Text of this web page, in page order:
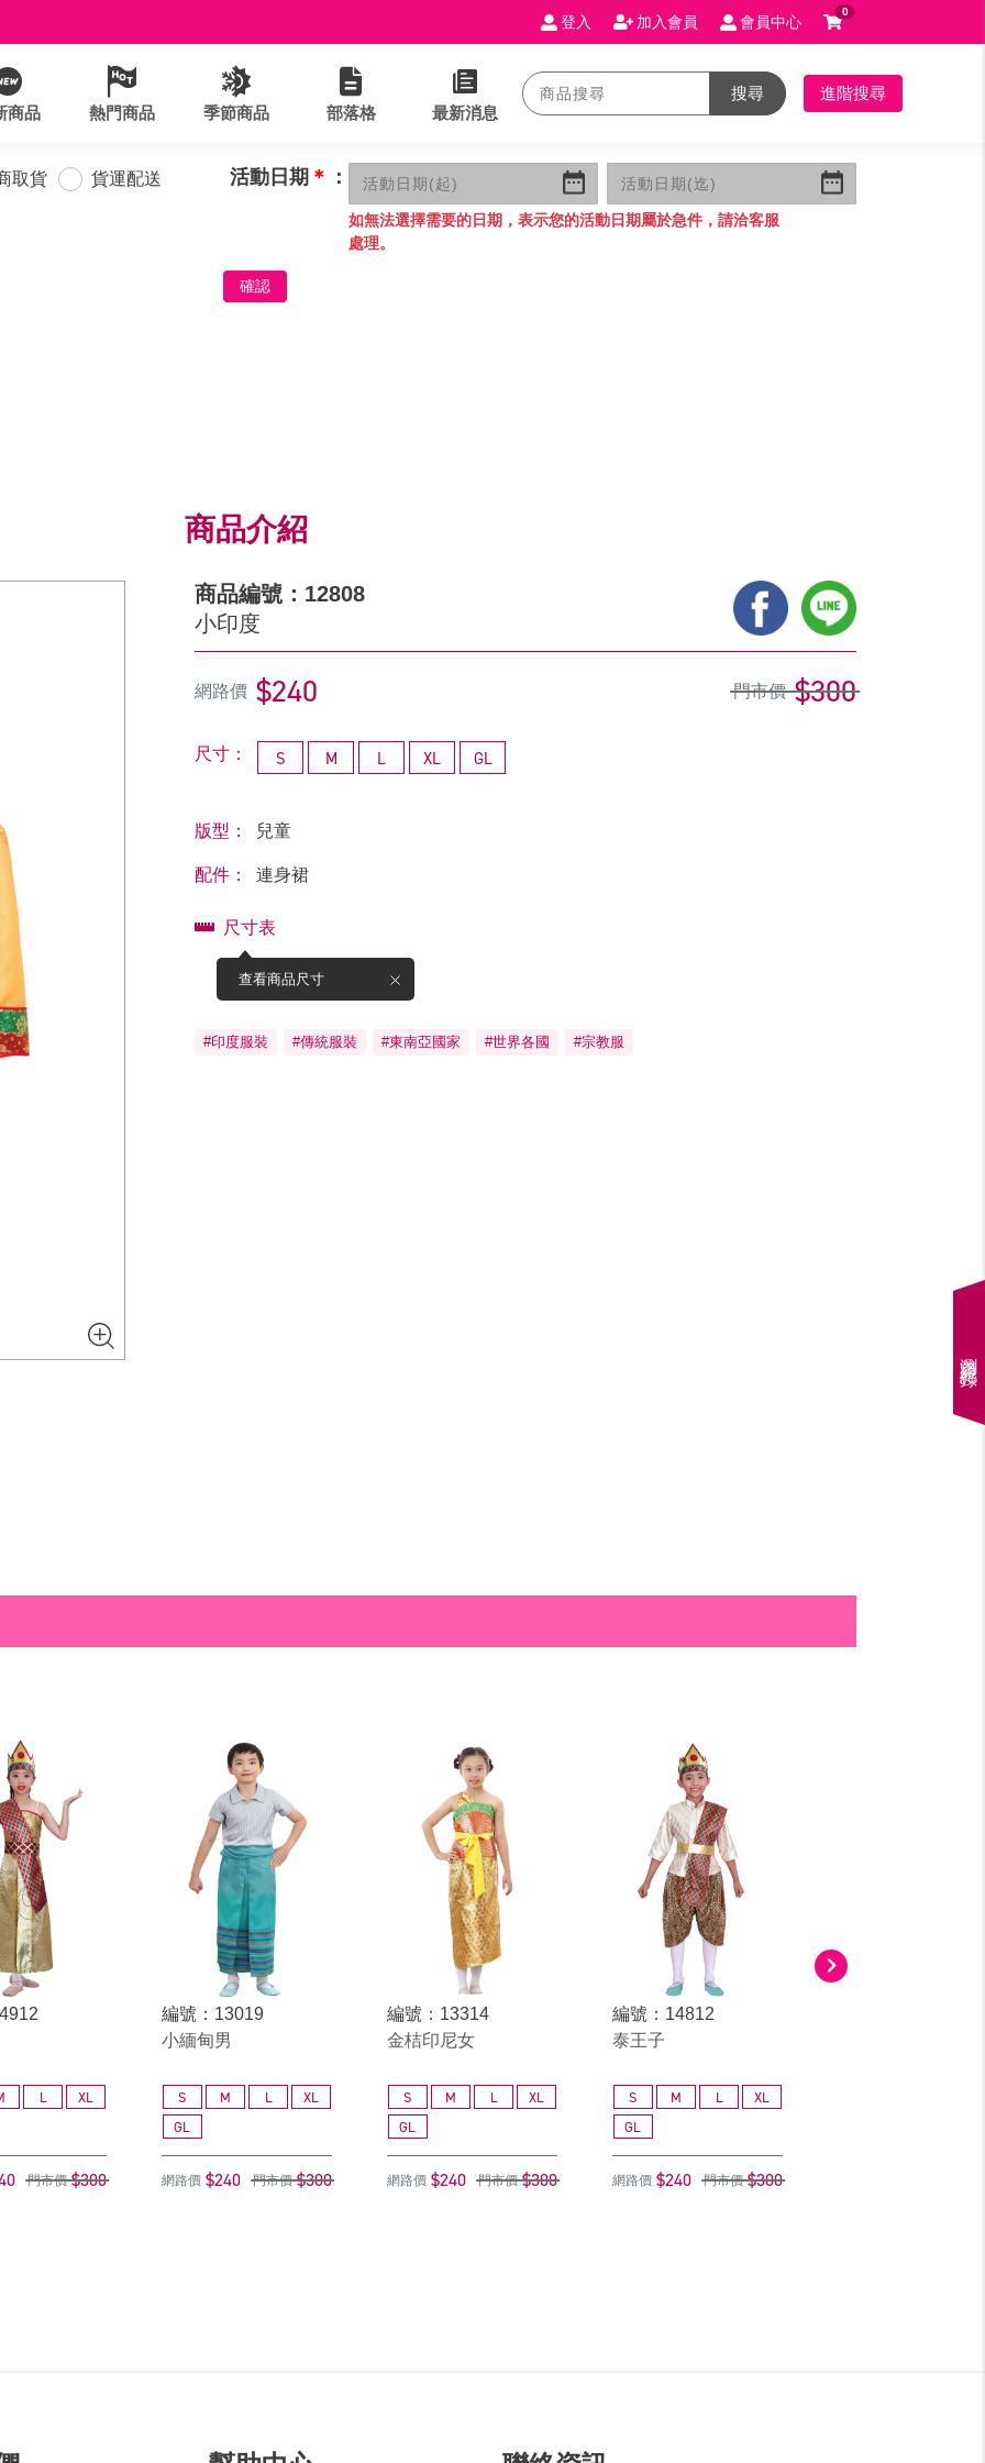
登入 加入會員 會員中心
0
商品 熱門商品 季節商品 部落格 最新消息
搜尋 進階搜尋
取貨 貨運配送 活動日期 ＊ ：
如無法選擇需要的日期，表示您的活動日期屬於急件，請洽客服
處理。
確認
商品介紹
商品編號：12808
小印度
網路價 $240 門市價 $300
尺寸： S M L XL GL
版型： 兒童
配件： 連身裙
尺寸表
查看商品尺寸
#印度服裝 #傳統服裝 #東南亞國家 #世界各國 #宗教服
L XL
門市價 $300
編號：13019
小緬甸男
S M L
XL
GL
網路價 $240 門市價 $300
編號：13314
金桔印尼女
S M L
XL
GL
網路價 $240 門市價 $300
編號：14812
泰王子
S M L
XL
GL
網路價 $240 門市價 $300